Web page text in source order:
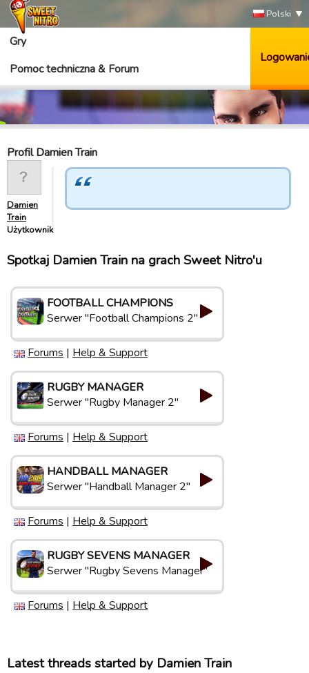
Polski
Gry
Pomoc techniczna & Forum
Profil Damien Train
Damien
Train
Użytkownik
Spotkaj Damien Train na grach Sweet Nitro'u
FOOTBALL CHAMPIONS
Serwer "Football Champions 2"
Forums | Help & Support
RUGBY MANAGER
Serwer "Rugby Manager 2"
Forums | Help & Support
HANDBALL MANAGER
Serwer "Handball Manager 2"
Forums | Help & Support
RUGBY SEVENS MANAGER
Serwer "Rugby Sevens Manager"
Forums | Help & Support
Latest threads started by Damien Train